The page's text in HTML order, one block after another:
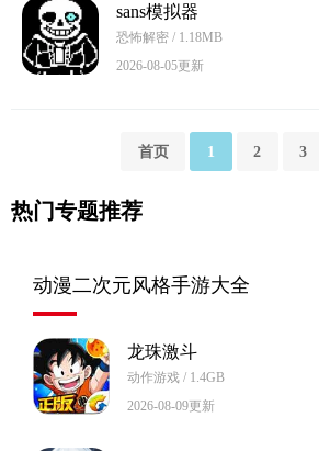
sans模拟器
恐怖解密 / 1.18MB
2026-08-05更新
首页 1 2 3
热门专题推荐
动漫二次元风格手游大全
龙珠激斗
动作游戏 / 1.4GB
2026-08-09更新